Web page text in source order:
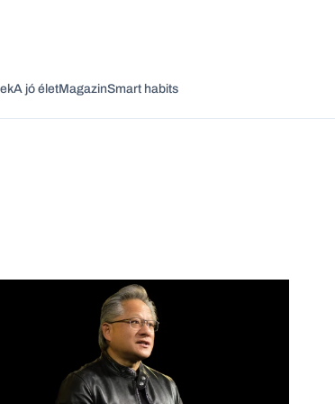
fedezze fel a következő témákat
Zöld
A jó életMagazinSmart habits